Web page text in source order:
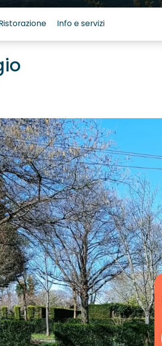
Info e servizi